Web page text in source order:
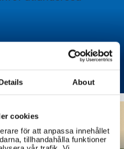
About
cookies
för att anpassa innehållet
tillhandahålla funktioner
på inför